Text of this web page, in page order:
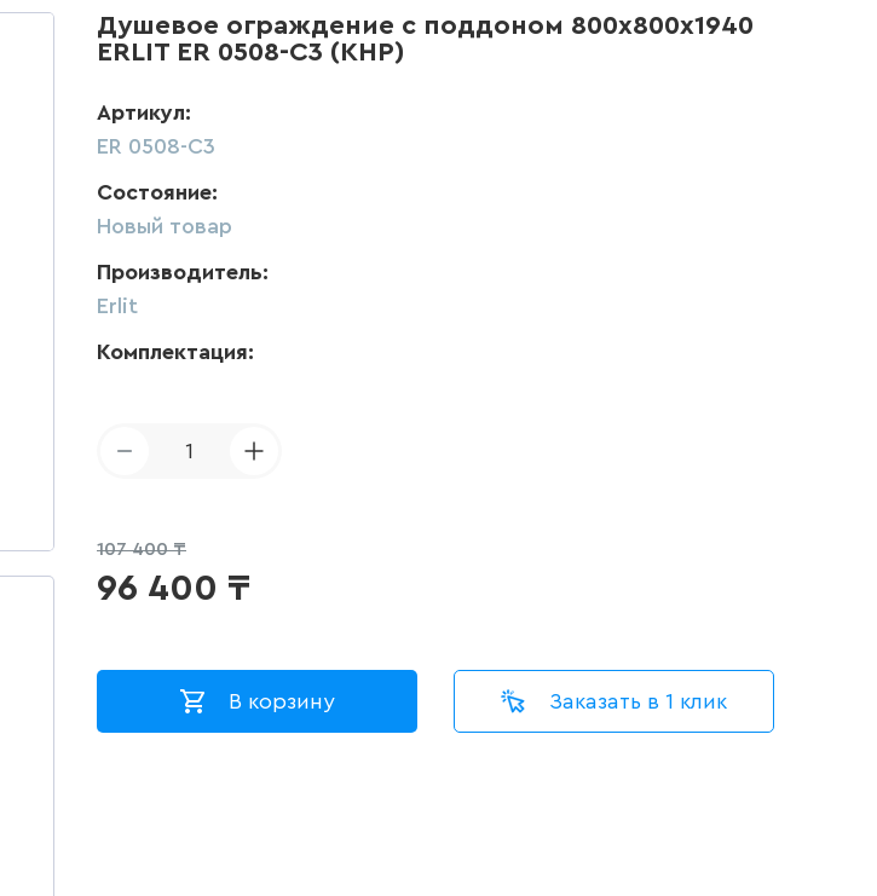
Душевое ограждение с поддоном 800х800х1940
ERLIT ER 0508-C3 (КНР)
Артикул:
ER 0508-C3
Состояние:
Новый товар
Производитель:
Erlit
Комплектация:
1
107 400 ₸
96 400 ₸
В корзину Заказать в 1 клик